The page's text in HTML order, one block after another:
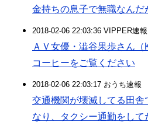
金持ちの息子で無職なんだ
2018-02-06 22:03:36 VIPPER速報
ＡＶ女優・澁谷果歩さん
コーヒーをご覧ください
2018-02-06 22:03:17 おうち速報
交通機関が壊滅してる田舎
なり、タクシー通勤をして